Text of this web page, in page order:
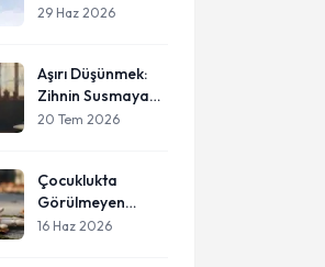
Onaylanmak
29 Haz 2026
Aşırı Düşünmek:
Zihnin Susmayan
Sesi
20 Tem 2026
Çocuklukta
Görülmeyen
Duygular:
16 Haz 2026